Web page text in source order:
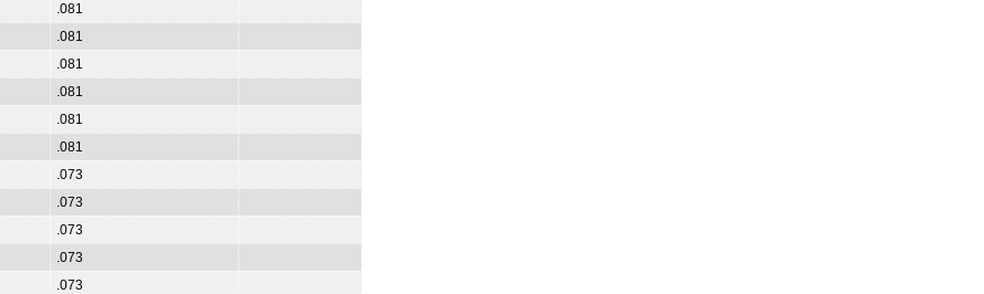
.081
.081
.081
.081
.081
.081
.073
.073
.073
.073
.073